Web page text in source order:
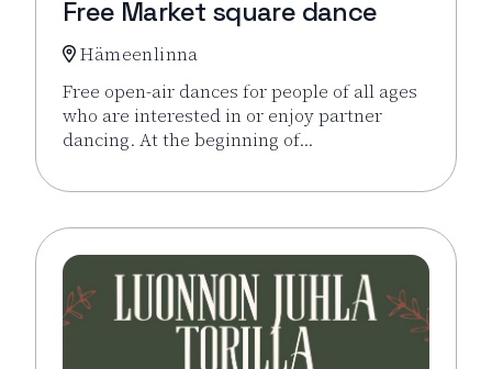
Free Market square dance
Hämeenlinna
Free open-air dances for people of all ages
who are interested in or enjoy partner
dancing. At the beginning of…
Read more about the event Free Market square